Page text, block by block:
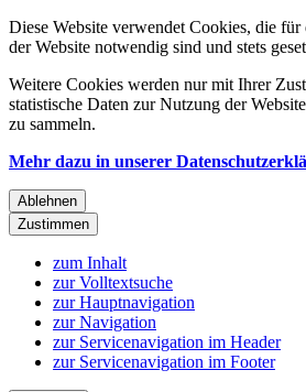
Diese Website verwendet Cookies, die für
der Website notwendig sind und stets
Weitere Cookies werden nur mit Ihrer
statistische Daten zur Nutzung der
zu sammeln.
Mehr dazu in unserer
Ablehnen
Zustimmen
zum Inhalt
zur Volltextsuche
zur Hauptnavigation
zur Navigation
zur Servicenavigation im Header
zur Servicenavigation im Footer